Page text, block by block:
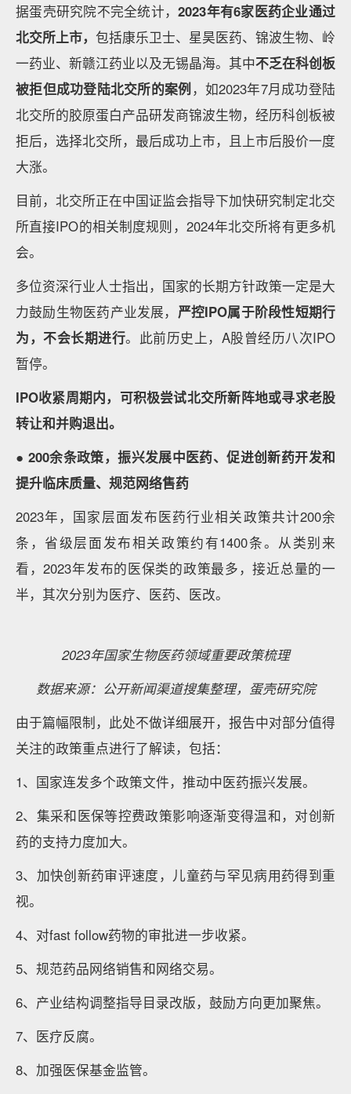
据蛋壳研究院不完全统计，2023年有6家医药企业通过
北交所上市， 包括康乐卫士、星昊医药、锦波生物、岭
一药业、新赣江药业以及无锡晶海。其中不乏在科创板
被拒但成功登陆北交所的案例 ，如2023年7月成功登陆
北交所的胶原蛋白产品研发商锦波生物，经历科创板被
拒后，选择北交所，最后成功上市，且上市后股价一度
大涨。
目前，北交所正在中国证监会指导下加快研究制定北交
所直接IPO的相关制度规则，2024年北交所将有更多机
会。
多位资深行业人士指出，国家的长期方针政策一定是大
力鼓励生物医药产业发展， 严控IPO属于阶段性短期行
为，不会长期进行。此前历史上，A股曾经历八次IPO
暂停。
IPO收紧周期内，可积极尝试北交所新阵地或寻求老股
转让和并购退出。
● 200余条政策，振兴发展中医药、促进创新药开发和
提升临床质量、规范网络售药
2023年，国家层面发布医药行业相关政策共计200余
条，省级层面发布相关政策约有1400条。从类别来
看，2023年发布的医保类的政策最多，接近总量的一
半，其次分别为医疗、医药、医改。